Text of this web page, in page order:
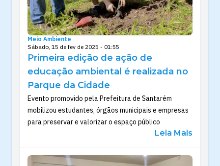
Meio Ambiente
Sábado, 15 de fev de 2025 - 01:55
Primeira edição de ação de
educação ambiental é realizada no
Parque da Cidade
Evento promovido pela Prefeitura de Santarém
mobilizou estudantes, órgãos municipais e empresas
para preservar e valorizar o espaço público
Leia Mais